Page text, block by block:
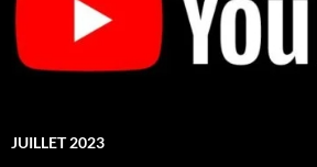
JUILLET 2023